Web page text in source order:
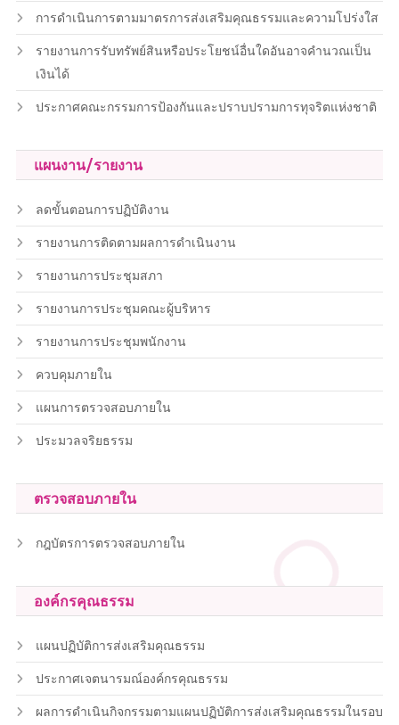
การดำเนินการตามมาตรการส่งเสริมคุณธรรมและความโปร่งใส
รายงานการรับทรัพย์สินหรือประโยชน์อื่นใดอันอาจคำนวณเป็น
เงินได้
ประกาศคณะกรรมการป้องกันและปราบปรามการทุจริตแห่งชาติ
แผนงาน/รายงาน
ลดขั้นตอนการปฏิบัติงาน
รายงานการติดตามผลการดำเนินงาน
รายงานการประชุมสภา
รายงานการประชุมคณะผู้บริหาร
รายงานการประชุมพนักงาน
ควบคุมภายใน
แผนการตรวจสอบภายใน
ประมวลจริยธรรม
ตรวจสอบภายใน
กฎบัตรการตรวจสอบภายใน
องค์กรคุณธรรม
แผนปฏิบัติการส่งเสริมคุณธรรม
ประกาศเจตนารมณ์องค์กรคุณธรรม
ผลการดำเนินกิจกรรมตามแผนปฏิบัติการส่งเสริมคุณธรรมในรอบ